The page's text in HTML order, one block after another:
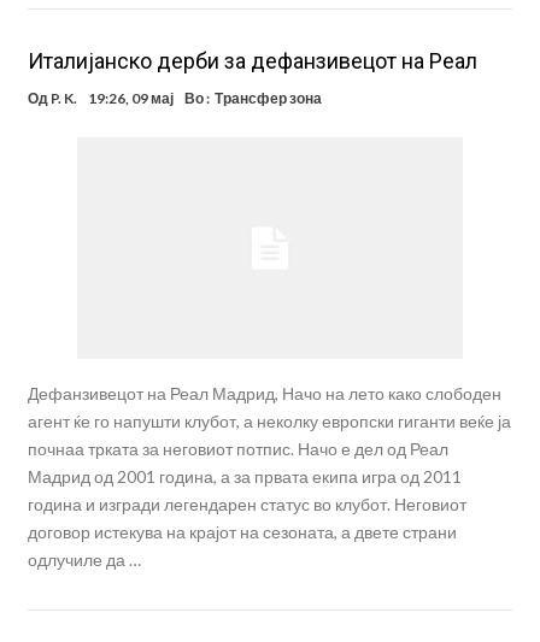
Италијанско дерби за дефанзивецот на Реал
Од P. K. 19:26, 09 мај Во : Трансфер зона
Дефанзивецот на Реал Мадрид, Начо на лето како слободен
агент ќе го напушти клубот, а неколку европски гиганти веќе ја
почнаа трката за неговиот потпис. Начо е дел од Реал
Мадрид од 2001 година, а за првата екипа игра од 2011
година и изгради легендарен статус во клубот. Неговиот
договор истекува на крајот на сезоната, а двете страни
одлучиле да …